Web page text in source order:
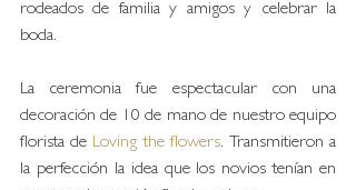
rodeados de familia y amigos y celebrar la
boda.
La ceremonia fue espectacular con una
decoración de 10 de mano de nuestro equipo
florista de Loving the flowers. Transmitieron a
la perfección la idea que los novios tenían en